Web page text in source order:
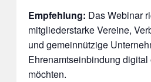
Empfehlung: Das Webinar
mitgliederstarke Vereine,
und gemeinnützige
Ehrenamtseinbindung
möchten.